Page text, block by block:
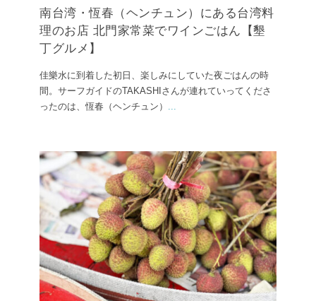
南台湾・恆春（ヘンチュン）にある台湾料
理のお店 北門家常菜でワインごはん【墾
丁グルメ】
佳樂水に到着した初日、楽しみにしていた夜ごはんの時
間。サーフガイドのTAKASHIさんが連れていってくださ
ったのは、恆春（ヘンチュン） ...